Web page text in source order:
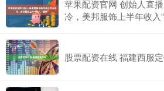
苹果配资官网 创始人直
冷，美邦服饰上半年收入
股票配资在线 福建西服